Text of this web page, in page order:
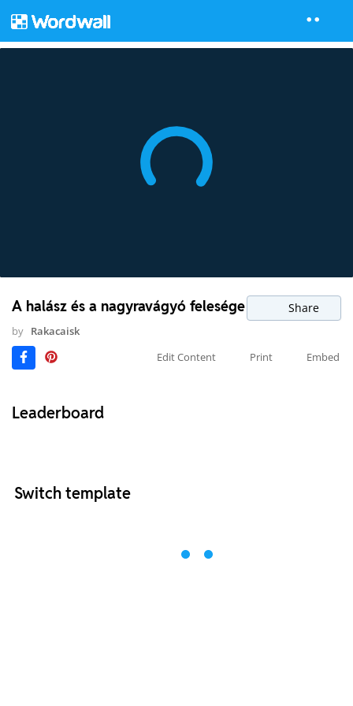
A halász és a nagyravágyó felesége Share
by Rakacaisk
Edit Content
Print Embed
Leaderboard
Switch template